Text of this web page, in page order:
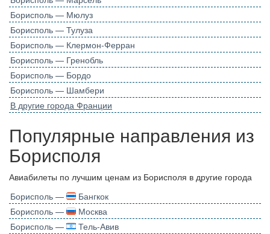
Борисполь — Мюлуз
Борисполь — Тулуза
Борисполь — Клермон-Ферран
Борисполь — Гренобль
Борисполь — Бордо
Борисполь — Шамбери
В другие города Франции
Популярные направления из
Борисполя
Авиабилеты по лучшим ценам из Борисполя в другие города
Борисполь —
Бангкок
Борисполь —
Москва
Борисполь —
Тель-Авив